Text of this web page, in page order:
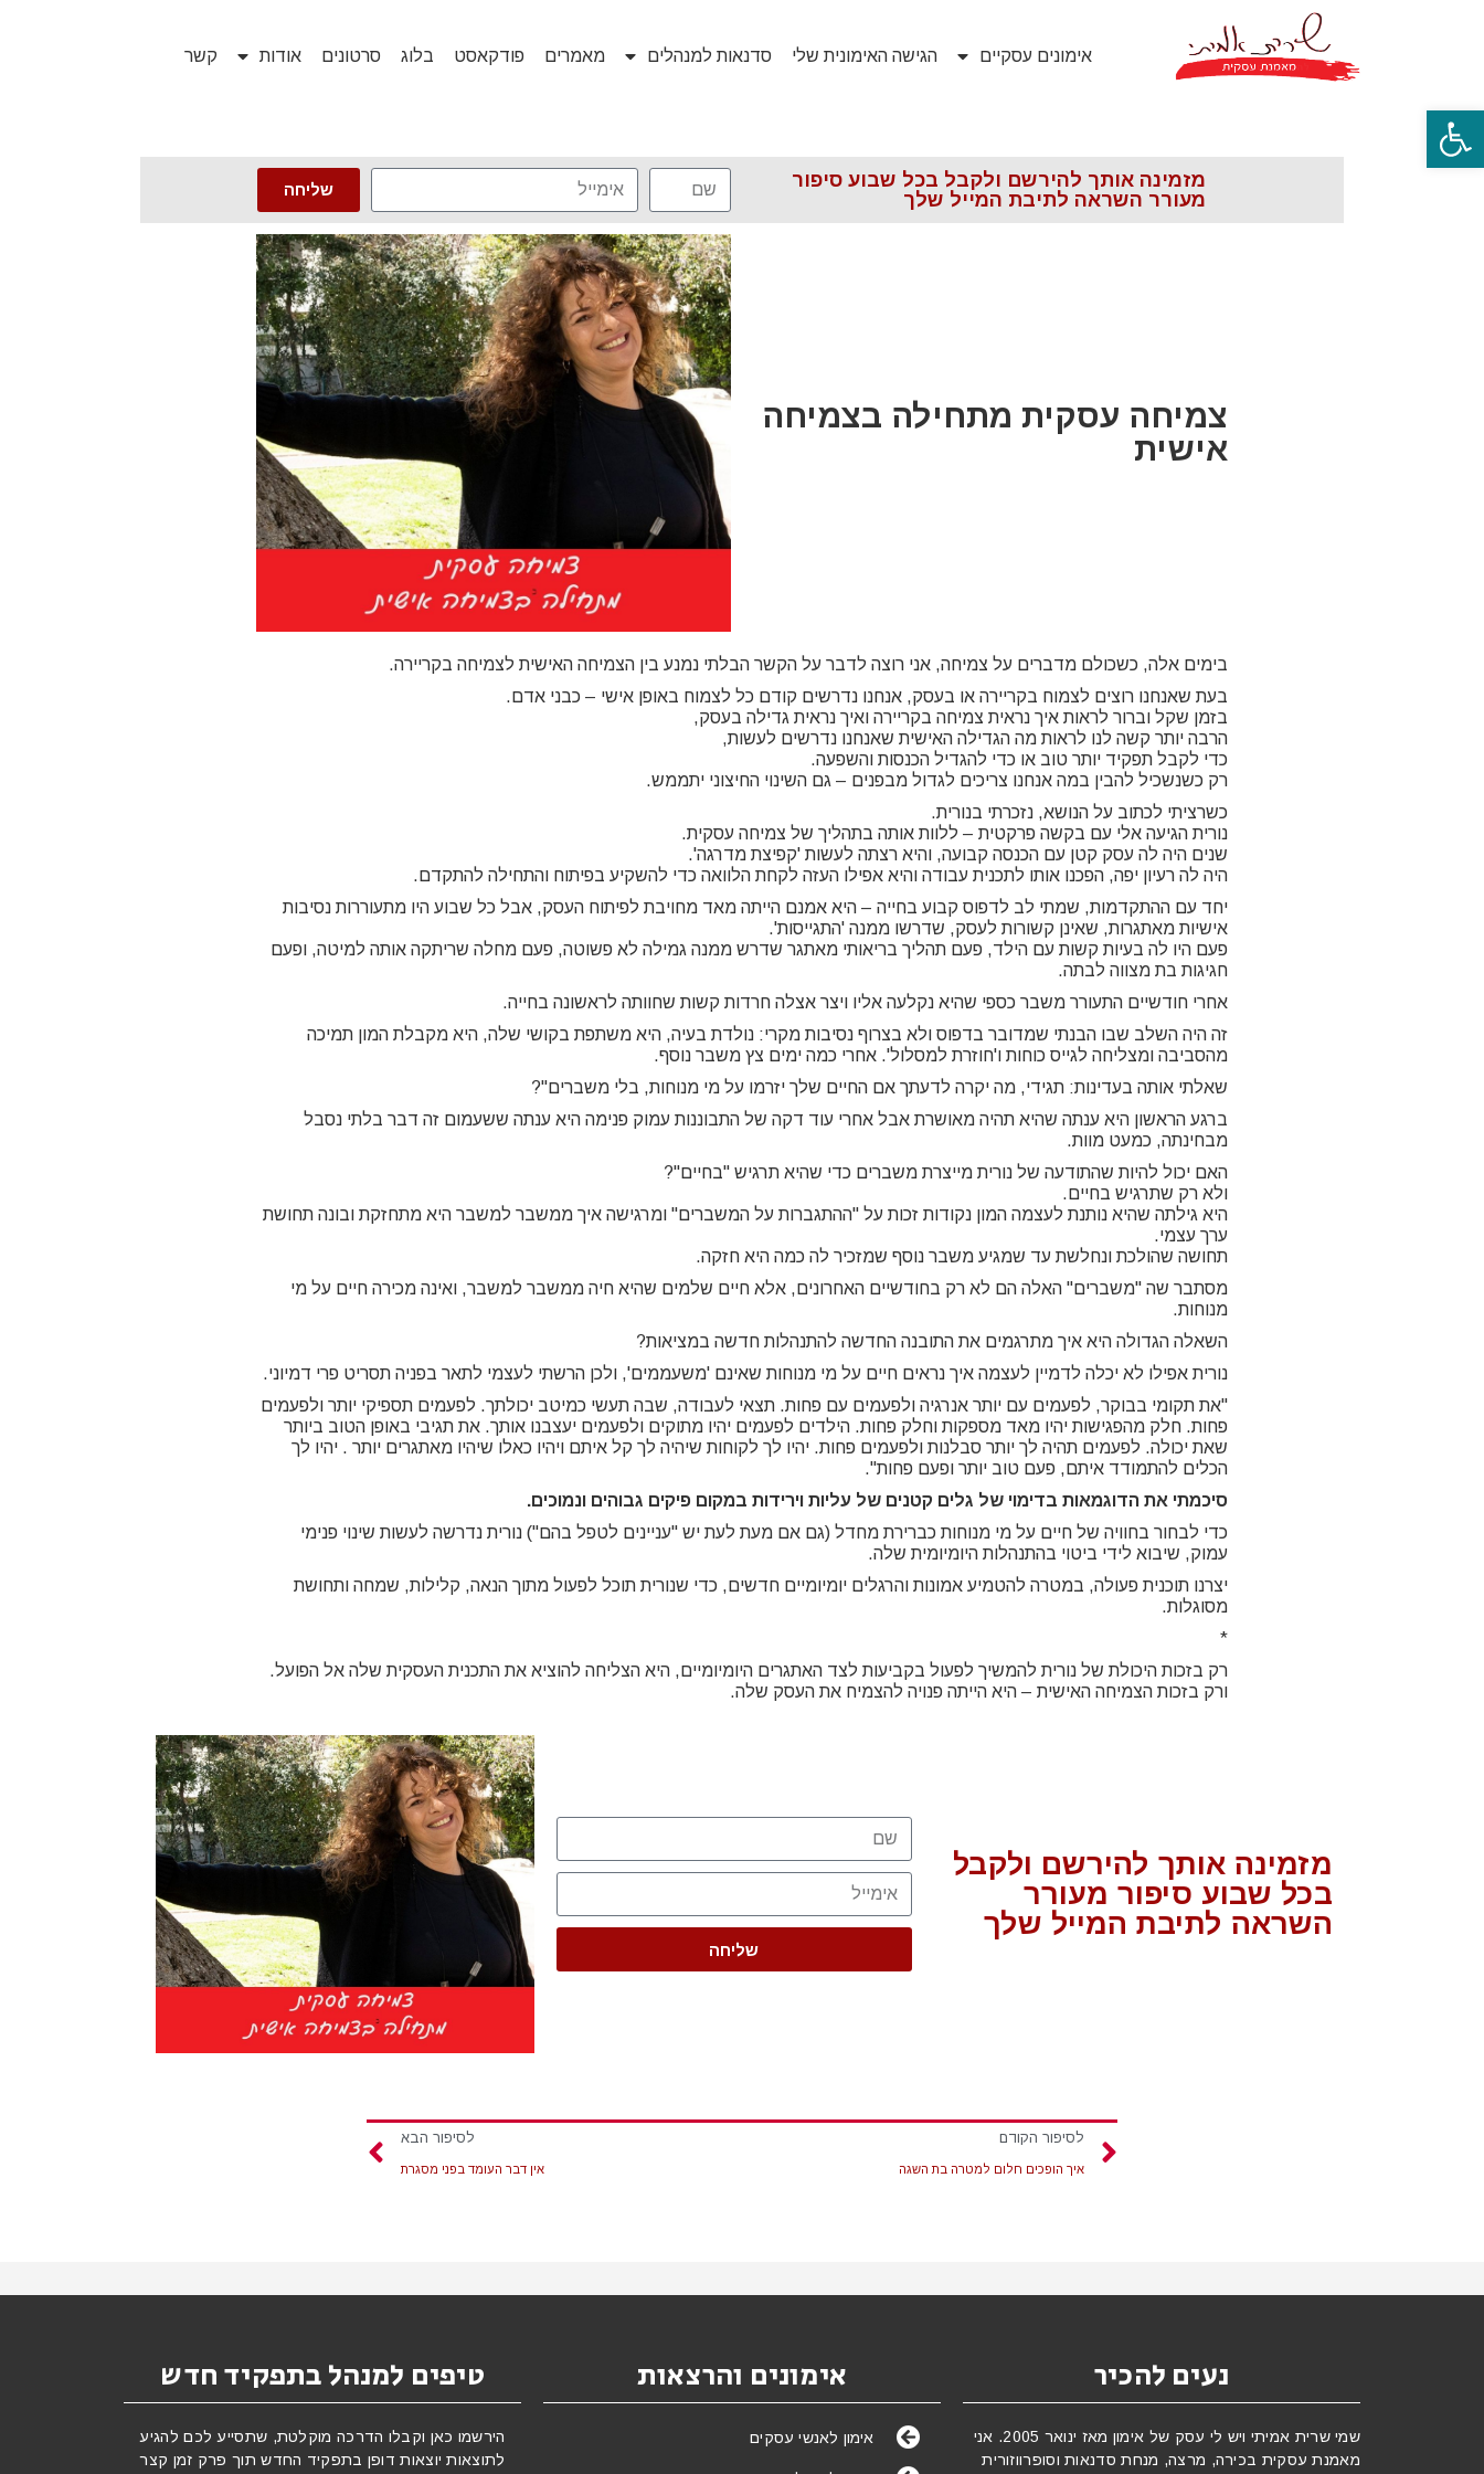
פתח סרגל נגישות
אימונים עסקיים הגישה האימונית שלי סדנאות למנהלים מאמרים פודקאסט בלוג סרטונים אודות קשר
מזמינה אותך להירשם ולקבל בכל שבוע סיפור
מעורר השראה לתיבת המייל שלך
שליחה
צמיחה עסקית מתחילה בצמיחה
אישית
בימים אלה, כשכולם מדברים על צמיחה, אני רוצה לדבר על הקשר הבלתי נמנע בין הצמיחה האישית לצמיחה בקריירה.
בעת שאנחנו רוצים לצמוח בקריירה או בעסק, אנחנו נדרשים קודם כל לצמוח באופן אישי – כבני אדם.
בזמן שקל וברור לראות איך נראית צמיחה בקריירה ואיך נראית גדילה בעסק,
הרבה יותר קשה לנו לראות מה הגדילה האישית שאנחנו נדרשים לעשות,
כדי לקבל תפקיד יותר טוב או כדי להגדיל הכנסות והשפעה.
רק כשנשכיל להבין במה אנחנו צריכים לגדול מבפנים – גם השינוי החיצוני יתממש.
כשרציתי לכתוב על הנושא, נזכרתי בנורית.
נורית הגיעה אלי עם בקשה פרקטית – ללוות אותה בתהליך של צמיחה עסקית.
שנים היה לה עסק קטן עם הכנסה קבועה, והיא רצתה לעשות 'קפיצת מדרגה'.
היה לה רעיון יפה, הפכנו אותו לתכנית עבודה והיא אפילו העזה לקחת הלוואה כדי להשקיע בפיתוח והתחילה להתקדם.
יחד עם ההתקדמות, שמתי לב לדפוס קבוע בחייה – היא אמנם הייתה מאד מחויבת לפיתוח העסק, אבל כל שבוע היו מתעוררות נסיבות
אישיות מאתגרות, שאינן קשורות לעסק, שדרשו ממנה 'התגייסות'.
פעם היו לה בעיות קשות עם הילד, פעם תהליך בריאותי מאתגר שדרש ממנה גמילה לא פשוטה, פעם מחלה שריתקה אותה למיטה, ופעם
חגיגות בת מצווה לבתה.
אחרי חודשיים התעורר משבר כספי שהיא נקלעה אליו ויצר אצלה חרדות קשות שחוותה לראשונה בחייה.
זה היה השלב שבו הבנתי שמדובר בדפוס ולא בצרוף נסיבות מקרי: נולדת בעיה, היא משתפת בקושי שלה, היא מקבלת המון תמיכה
מהסביבה ומצליחה לגייס כוחות ו'חוזרת למסלול'. אחרי כמה ימים צץ משבר נוסף.
שאלתי אותה בעדינות: תגידי, מה יקרה לדעתך אם החיים שלך יזרמו על מי מנוחות, בלי משברים"?
ברגע הראשון היא ענתה שהיא תהיה מאושרת אבל אחרי עוד דקה של התבוננות עמוק פנימה היא ענתה ששעמום זה דבר בלתי נסבל
מבחינתה, כמעט מוות.
האם יכול להיות שהתודעה של נורית מייצרת משברים כדי שהיא תרגיש "בחיים"?
ולא רק שתרגיש בחיים.
היא גילתה שהיא נותנת לעצמה המון נקודות זכות על "ההתגברות על המשברים" ומרגישה איך ממשבר למשבר היא מתחזקת ובונה תחושת
ערך עצמי.
תחושה שהולכת ונחלשת עד שמגיע משבר נוסף שמזכיר לה כמה היא חזקה.
מסתבר שה "משברים" האלה הם לא רק בחודשיים האחרונים, אלא חיים שלמים שהיא חיה ממשבר למשבר, ואינה מכירה חיים על מי
מנוחות.
השאלה הגדולה היא איך מתרגמים את התובנה החדשה להתנהלות חדשה במציאות?
נורית אפילו לא יכלה לדמיין לעצמה איך נראים חיים על מי מנוחות שאינם 'משעממים', ולכן הרשתי לעצמי לתאר בפניה תסריט פרי דמיוני.
"את תקומי בבוקר, לפעמים עם יותר אנרגיה ולפעמים עם פחות. תצאי לעבודה, שבה תעשי כמיטב יכולתך. לפעמים תספיקי יותר ולפעמים
פחות. חלק מהפגישות יהיו מאד מספקות וחלק פחות. הילדים לפעמים יהיו מתוקים ולפעמים יעצבנו אותך. את תגיבי באופן הטוב ביותר
שאת יכולה. לפעמים תהיה לך יותר סבלנות ולפעמים פחות. יהיו לך לקוחות שיהיה לך קל איתם ויהיו כאלו שיהיו מאתגרים יותר . יהיו לך
הכלים להתמודד איתם, פעם טוב יותר ופעם פחות".
סיכמתי את הדוגמאות בדימוי של גלים קטנים של עליות וירידות במקום פיקים גבוהים ונמוכים.
כדי לבחור בחוויה של חיים על מי מנוחות כברירת מחדל (גם אם מעת לעת יש "עניינים לטפל בהם") נורית נדרשה לעשות שינוי פנימי
עמוק, שיבוא לידי ביטוי בהתנהלות היומיומית שלה.
יצרנו תוכנית פעולה, במטרה להטמיע אמונות והרגלים יומיומיים חדשים, כדי שנורית תוכל לפעול מתוך הנאה, קלילות, שמחה ותחושת
מסוגלות.
*
רק בזכות היכולת של נורית להמשיך לפעול בקביעות לצד האתגרים היומיומיים, היא הצליחה להוציא את התכנית העסקית שלה אל הפועל.
ורק בזכות הצמיחה האישית – היא הייתה פנויה להצמיח את העסק שלה.
מזמינה אותך להירשם ולקבל
בכל שבוע סיפור מעורר
השראה לתיבת המייל שלך
שליחה
לסיפור הקודם
איך הופכים חלום למטרה בת השגה
לסיפור הבא
אין דבר העומד בפני מסגרת
נעים להכיר
שמי שרית אמיתי ויש לי עסק של אימון מאז ינואר 2005. אני
מאמנת עסקית בכירה, מרצה, מנחת סדנאות וסופרווזורית
אימונים והרצאות
אימון לאנשי עסקים
טיפים למנהל בתפקיד חדש
הירשמו כאן וקבלו הדרכה מוקלטת, שתסייע לכם להגיע
לתוצאות יוצאות דופן בתפקיד החדש תוך פרק זמן קצר